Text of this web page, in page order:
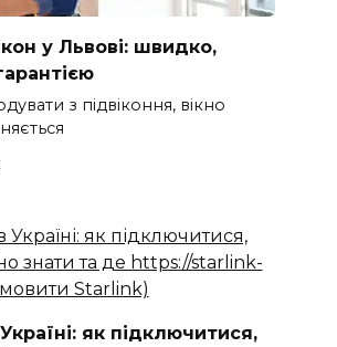
у Львові: швидко,
з підвіконня, вікно
як підключитися,